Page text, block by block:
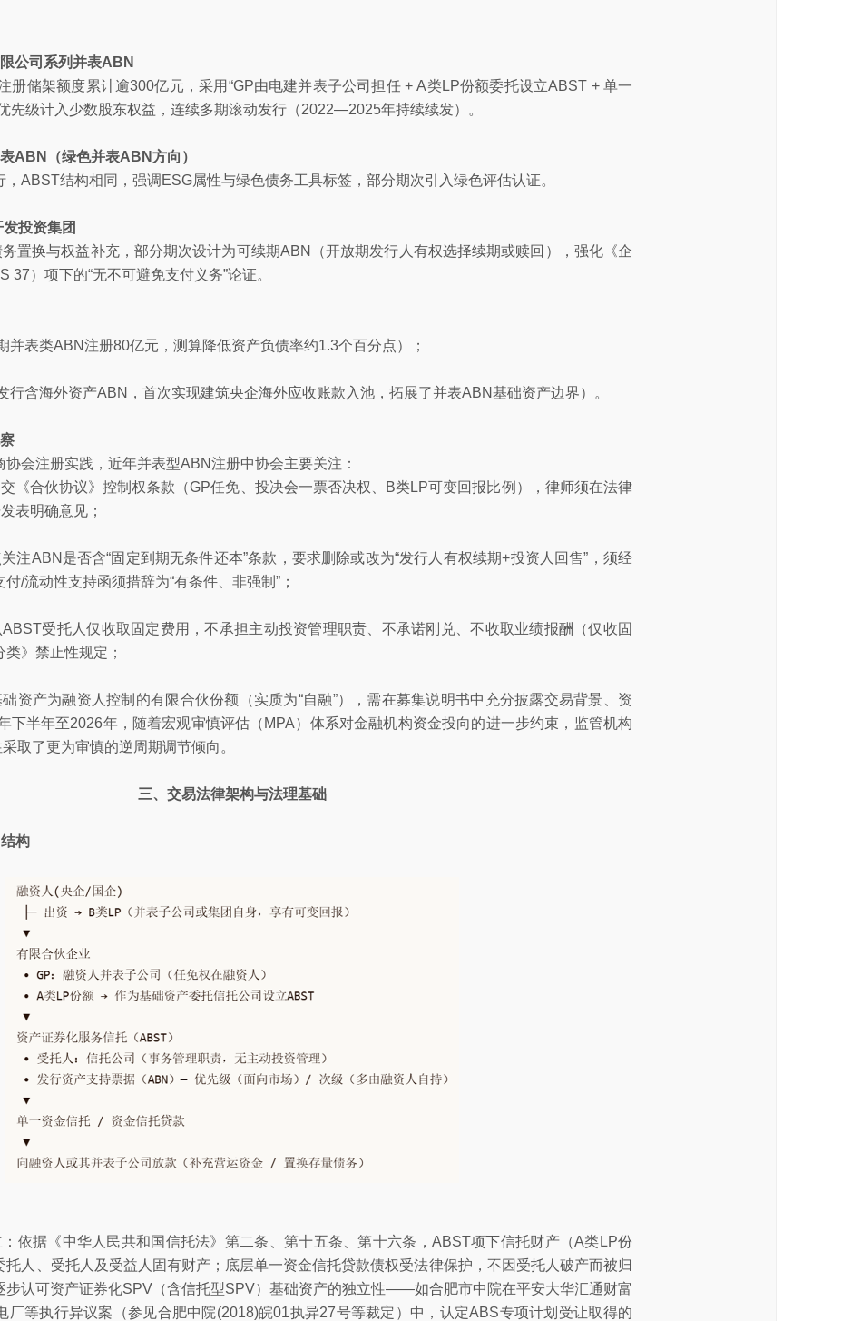
公司系列并表ABN
册储架额度累计逾300亿元，采用“GP由电建并表子公司担任 + A类LP份额委托设立ABST + 单一
先级计入少数股东权益，连续多期滚动发行（2022—2025年持续续发）。
ABN（绿色并表ABN方向）
，ABST结构相同，强调ESG属性与绿色债务工具标签，部分期次引入绿色评估认证。
发投资集团
置换与权益补充，部分期次设计为可续期ABN（开放期发行人有权选择续期或赎回），强化《企
37）项下的“无不可避免支付义务”论证。
并表类ABN注册80亿元，测算降低资产负债率约1.3个百分点）；
行含海外资产ABN，首次实现建筑央企海外应收账款入池，拓展了并表ABN基础资产边界）。
会注册实践，近年并表型ABN注册中协会主要关注：
交《合伙协议》控制权条款（GP任免、投决会一票否决权、B类LP可变回报比例），律师须在法律
表明确意见；
注ABN是否含“固定到期无条件还本”条款，要求删除或改为“发行人有权续期+投资人回售”，须经
/流动性支持函须措辞为“有条件、非强制”；
ABST受托人仅收取固定费用，不承担主动投资管理职责、不承诺刚兑、不收取业绩报酬（仅收固
》禁止性规定；
础资产为融资人控制的有限合伙份额（实质为“自融”），需在募集说明书中充分披露交易背景、资
下半年至2026年，随着宏观审慎评估（MPA）体系对金融机构资金投向的进一步约束，监管机构
取了更为审慎的逆周期调节倾向。
三、交易法律架构与法理基础
构
：依据《中华人民共和国信托法》第二条、第十五条、第十六条，ABST项下信托财产（A类LP份
人、受托人及受益人固有财产；底层单一资金信托贷款债权受法律保护，不因受托人破产而被归
步认可资产证券化SPV（含信托型SPV）基础资产的独立性——如合肥市中院在平安大华汇通财富
厂等执行异议案（参见合肥中院(2018)皖01执异27号等裁定）中，认定ABS专项计划受让取得的